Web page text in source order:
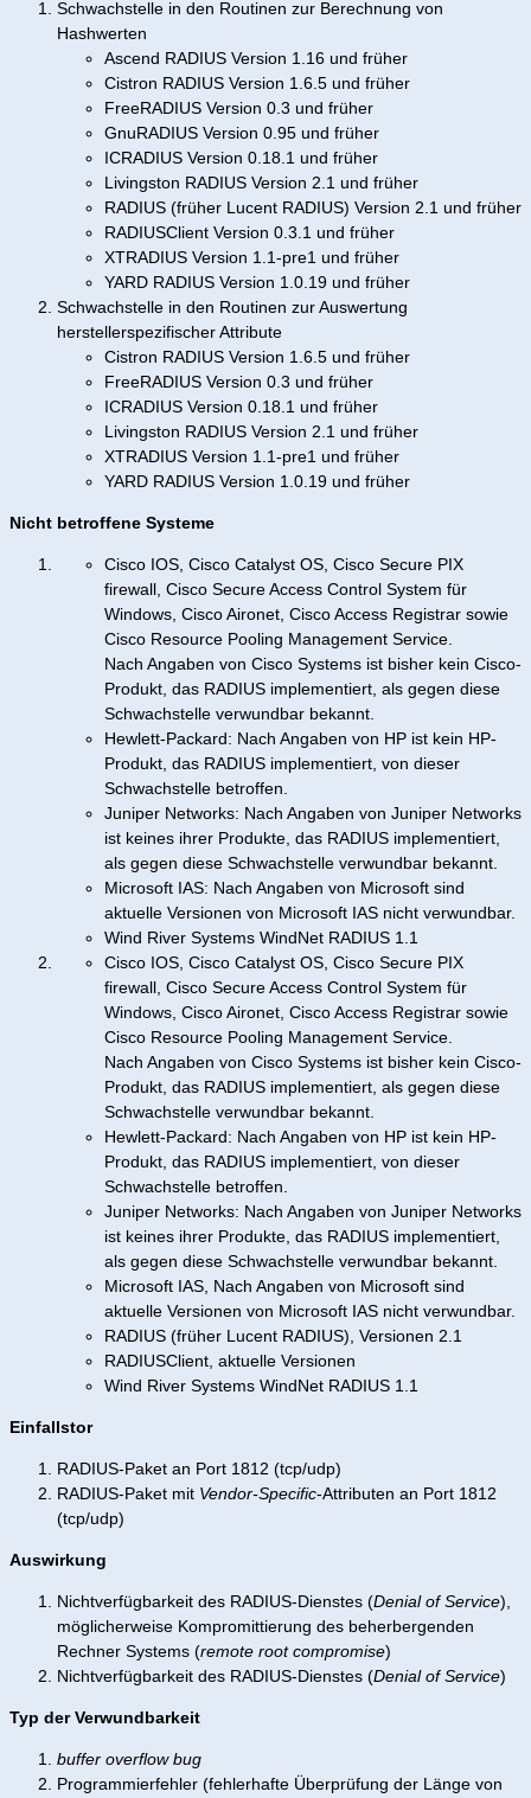
Schwachstelle in den Routinen zur Berechnung von
Hashwerten
Ascend RADIUS Version 1.16 und früher
Cistron RADIUS Version 1.6.5 und früher
FreeRADIUS Version 0.3 und früher
GnuRADIUS Version 0.95 und früher
ICRADIUS Version 0.18.1 und früher
Livingston RADIUS Version 2.1 und früher
RADIUS (früher Lucent RADIUS) Version 2.1 und früher
RADIUSClient Version 0.3.1 und früher
XTRADIUS Version 1.1-pre1 und früher
YARD RADIUS Version 1.0.19 und früher
Schwachstelle in den Routinen zur Auswertung
herstellerspezifischer Attribute
Cistron RADIUS Version 1.6.5 und früher
FreeRADIUS Version 0.3 und früher
ICRADIUS Version 0.18.1 und früher
Livingston RADIUS Version 2.1 und früher
XTRADIUS Version 1.1-pre1 und früher
YARD RADIUS Version 1.0.19 und früher
Nicht betroffene Systeme
Cisco IOS, Cisco Catalyst OS, Cisco Secure PIX
firewall, Cisco Secure Access Control System für
Windows, Cisco Aironet, Cisco Access Registrar sowie
Cisco Resource Pooling Management Service.
Nach Angaben von Cisco Systems ist bisher kein Cisco-
Produkt, das RADIUS implementiert, als gegen diese
Schwachstelle verwundbar bekannt.
Hewlett-Packard: Nach Angaben von HP ist kein HP-
Produkt, das RADIUS implementiert, von dieser
Schwachstelle betroffen.
Juniper Networks: Nach Angaben von Juniper Networks
ist keines ihrer Produkte, das RADIUS implementiert,
als gegen diese Schwachstelle verwundbar bekannt.
Microsoft IAS: Nach Angaben von Microsoft sind
aktuelle Versionen von Microsoft IAS nicht verwundbar.
Wind River Systems WindNet RADIUS 1.1
Cisco IOS, Cisco Catalyst OS, Cisco Secure PIX
firewall, Cisco Secure Access Control System für
Windows, Cisco Aironet, Cisco Access Registrar sowie
Cisco Resource Pooling Management Service.
Nach Angaben von Cisco Systems ist bisher kein Cisco-
Produkt, das RADIUS implementiert, als gegen diese
Schwachstelle verwundbar bekannt.
Hewlett-Packard: Nach Angaben von HP ist kein HP-
Produkt, das RADIUS implementiert, von dieser
Schwachstelle betroffen.
Juniper Networks: Nach Angaben von Juniper Networks
ist keines ihrer Produkte, das RADIUS implementiert,
als gegen diese Schwachstelle verwundbar bekannt.
Microsoft IAS, Nach Angaben von Microsoft sind
aktuelle Versionen von Microsoft IAS nicht verwundbar.
RADIUS (früher Lucent RADIUS), Versionen 2.1
RADIUSClient, aktuelle Versionen
Wind River Systems WindNet RADIUS 1.1
Einfallstor
RADIUS-Paket an Port 1812 (tcp/udp)
RADIUS-Paket mit Vendor-Specific-Attributen an Port 1812
(tcp/udp)
Auswirkung
Nichtverfügbarkeit des RADIUS-Dienstes (Denial of Service),
möglicherweise Kompromittierung des beherbergenden
Rechner Systems (remote root compromise)
Nichtverfügbarkeit des RADIUS-Dienstes (Denial of Service)
Typ der Verwundbarkeit
buffer overflow bug
Programmierfehler (fehlerhafte Überprüfung der Länge von